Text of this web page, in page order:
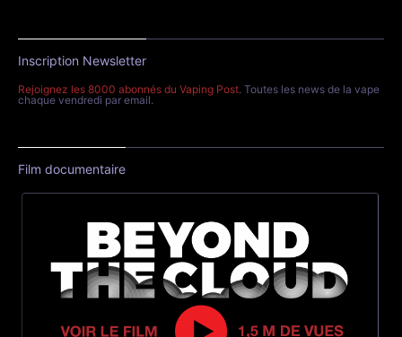
Inscription Newsletter
Rejoignez les 8000 abonnés du Vaping Post. Toutes les news de la vape
chaque vendredi par email.
Film documentaire